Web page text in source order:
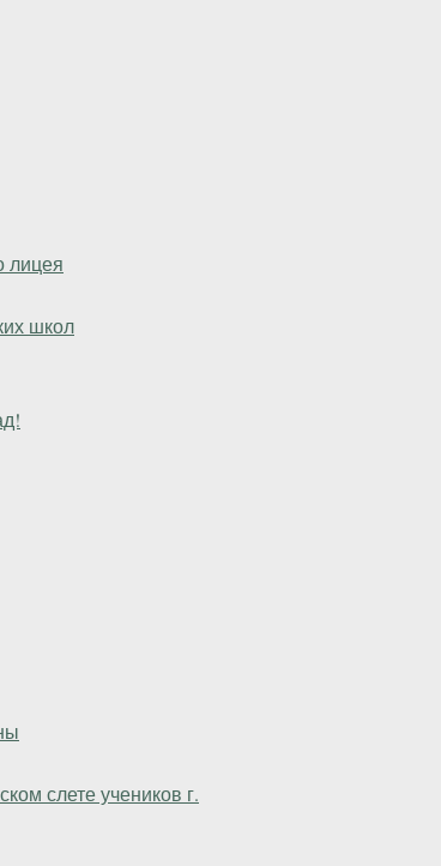
лицея
школ
слете учеников г.